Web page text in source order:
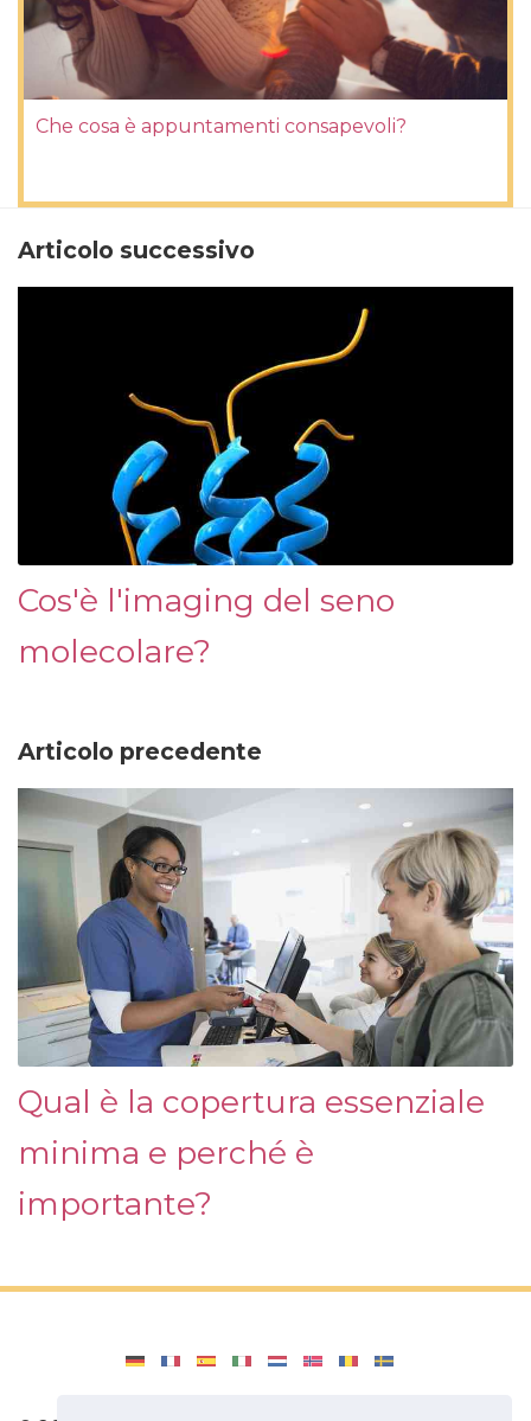
Che cosa è appuntamenti consapevoli?
Articolo successivo
Cos'è l'imaging del seno
molecolare?
Articolo precedente
Qual è la copertura essenziale
minima e perché è
importante?